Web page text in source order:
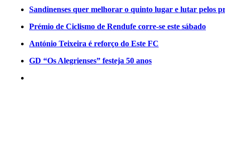
Sandinenses quer melhorar o quinto lugar e lutar pelos
Prémio de Ciclismo de Rendufe corre-se este sábado
António Teixeira é reforço do Este FC
GD “Os Alegrienses” festeja 50 anos